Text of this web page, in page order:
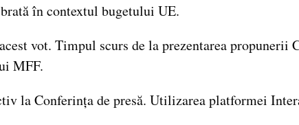
în contextul bugetului UE.
vot. Timpul scurs de la prezentarea propunerii
MFF.
la Conferința de presă. Utilizarea platformei